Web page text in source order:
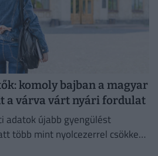
komoly bajban a magyar
a várva várt nyári fordulat
adatok újabb gyengülést
több mint nyolcezerrel csökkent